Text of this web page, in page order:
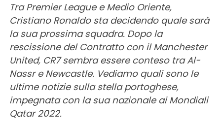
Tra Premier League e Medio Oriente,
Cristiano Ronaldo sta decidendo quale sarà
la sua prossima squadra. Dopo la
rescissione del Contratto con il Manchester
United, CR7 sembra essere conteso tra Al-
Nassr e Newcastle. Vediamo quali sono le
ultime notizie sulla stella portoghese,
impegnata con la sua nazionale ai Mondiali
Qatar 2022.